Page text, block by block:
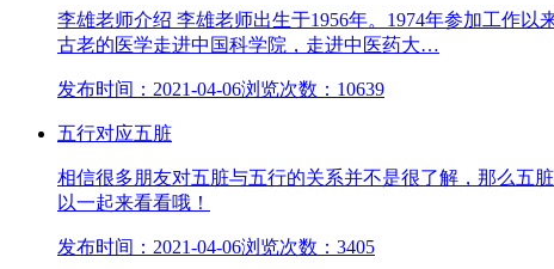
李雄老师介绍 李雄老师出生于1956年。1974年参加工作
古老的医学走进中国科学院，走进中医药大…
发布时间：2021-04-06浏览次数：10639
五行对应五脏
相信很多朋友对五脏与五行的关系并不是很了解，那么五
以一起来看看哦！
发布时间：2021-04-06浏览次数：3405